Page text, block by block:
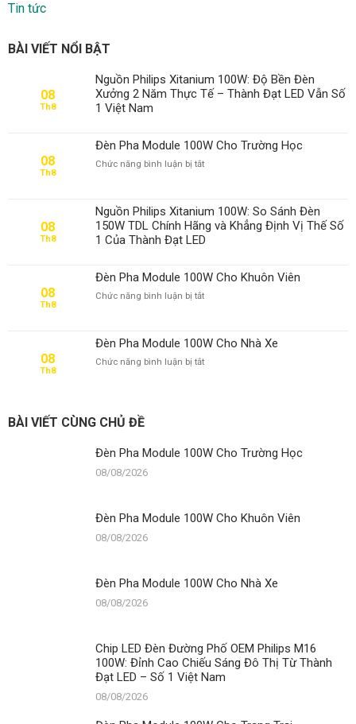
Tin tức
BÀI VIẾT NỔI BẬT
08
Th8
Nguồn Philips Xitanium 100W: Độ Bền Đèn
Xưởng 2 Năm Thực Tế – Thành Đạt LED Vẫn Số
1 Việt Nam
08
Th8
Đèn Pha Module 100W Cho Trường Học
Chức năng bình luận bị tắtở
100W
Cho
Trường
08
Th8
Nguồn Philips Xitanium 100W: So Sánh Đèn
150W TDL Chính Hãng và Khẳng Định Vị Thế Số
1 Của Thành Đạt LED
08
Th8
Đèn Pha Module 100W Cho Khuôn Viên
Chức năng bình luận bị tắtở
100W
Cho
08
Th8
Đèn Pha Module 100W Cho Nhà Xe
Chức năng bình luận bị tắtở
Xe
BÀI VIẾT CÙNG CHỦ ĐỀ
Đèn Pha Module 100W Cho Trường Học
08/08/2026
Đèn Pha Module 100W Cho Khuôn Viên
08/08/2026
Đèn Pha Module 100W Cho Nhà Xe
08/08/2026
Chip LED Đèn Đường Phố OEM Philips M16
100W: Đỉnh Cao Chiếu Sáng Đô Thị Từ Thành
Đạt LED – Số 1 Việt Nam
08/08/2026